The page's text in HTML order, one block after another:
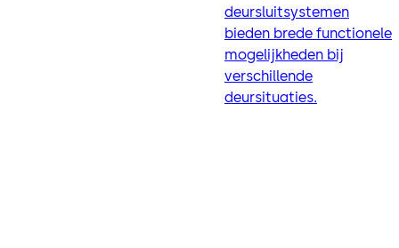
deursluitsystemen
bieden brede functionele
mogelijkheden bij
verschillende
deursituaties.